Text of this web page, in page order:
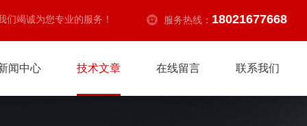
们竭诚为您专业的服务！ 服务热线： 18021677668
闻中心 技术文章 在线留言 联系我们